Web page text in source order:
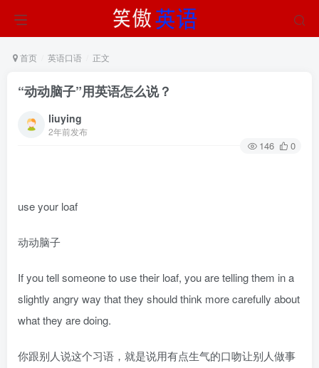
首页 英语口语 正文
“动动脑子”用英语怎么说？
liuying
2年前发布
146 0
use your loaf
动动脑子
If you tell someone to use their loaf, you are telling them in a
slightly angry way that they should think more carefully about
what they are doing.
你跟别人说这个习语，就是说用有点生气的口吻让别人做事